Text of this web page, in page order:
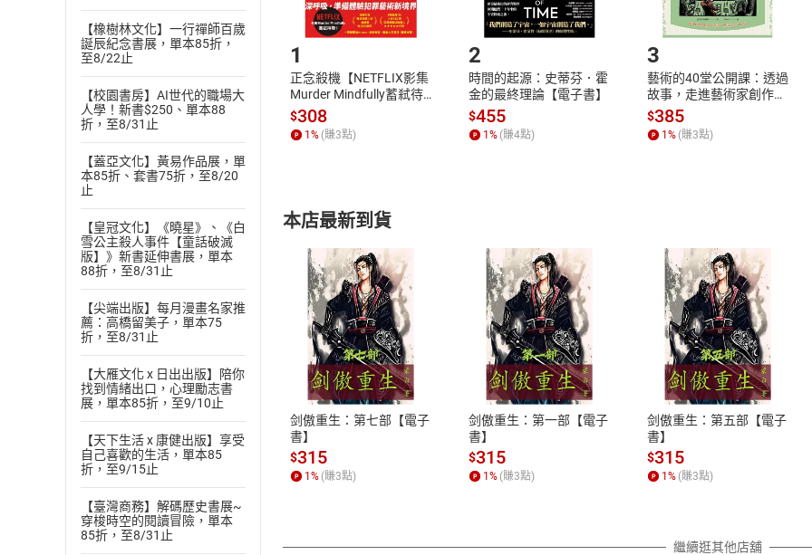
【橡樹林文化】一行禪師百歲
誕辰紀念書展，單本85折，
至8/22止
【校園書房】AI世代的職場大
人學！新書$250、單本88
折，至8/31止
【蓋亞文化】黃易作品展，單
本85折、套書75折，至8/20
止
【皇冠文化】《曉星》、《白
雪公主殺人事件【童話破滅
版】》新書延伸書展，單本
88折，至8/31止
【尖端出版】每月漫畫名家推
薦：高橋留美子，單本75
折，至8/31止
【大雁文化 x 日出出版】陪你
找到情緒出口，心理勵志書
展，單本85折，至9/10止
【天下生活 x 康健出版】享受
自己喜歡的生活，單本85
折，至9/15止
【臺灣商務】解碼歷史書展~
穿梭時空的閱讀冒險，單本
85折，至8/31止
Step1.選擇閱讀載具 Step2.登入
付款方式
ATM轉帳、信用卡、LINE PAY、AFTEE
退換貨規範
本店是否提供消費者保護法七日猶
之權利，遽消費者保護法及通訊交
除權合理例外情事適用準則，依商
質各有不同規定。詳細退換貨說明
照各商品說明。
1
正念殺機【NETFLIX影集
Murder Mindfully蓄弒待
發】【電子書】
$308
1% (賺3點)
2
時間的起源：史蒂芬．霍
金的最終理論【電子書】
$455
1% (賺4點)
3
藝術的40堂公開課：透過
故事，走進藝術家創作現
場，看藝術如何誕生、如
何形塑人類生活【電子
書】
$385
1% (賺3點)
本店最新到貨
剑傲重生：第七部【電子
書】
$315
1 % (賺3點)
剑傲重生：第一部【電子
書】
$315
1 % (賺3點)
剑傲重生：第五部【電子
書】
$315
1 % (賺3點)
繼續逛其他店舖